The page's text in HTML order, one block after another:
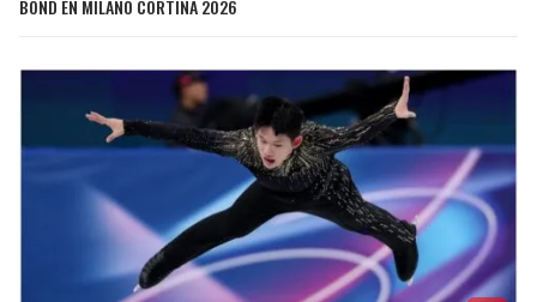
BOND EN MILANO CORTINA 2026